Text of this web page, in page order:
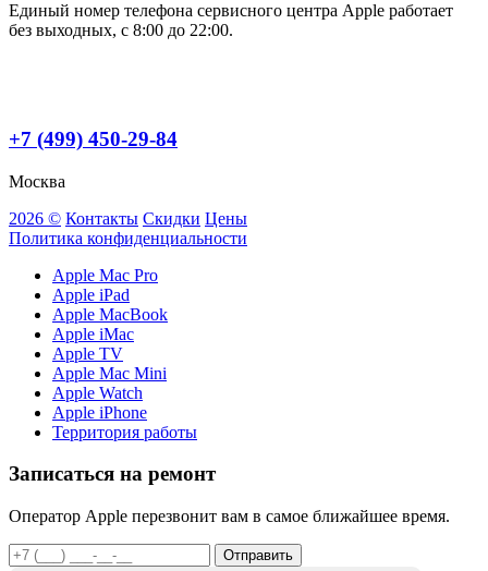
Единый номер телефона сервисного центра Apple работает
без выходных, с 8:00 до 22:00.
+7 (499) 450-29-84
Москва
2026 © Контакты Скидки Цены
Политика конфиденциальности
Apple Mac Pro
Apple iPad
Apple MacBook
Apple iMac
Apple TV
Apple Mac Mini
Apple Watch
Apple iPhone
Территория работы
Записаться на ремонт
Оператор Apple перезвонит вам в самое ближайшее время.
Отправить